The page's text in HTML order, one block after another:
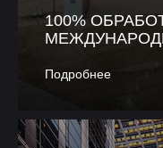
100%
Подробнее